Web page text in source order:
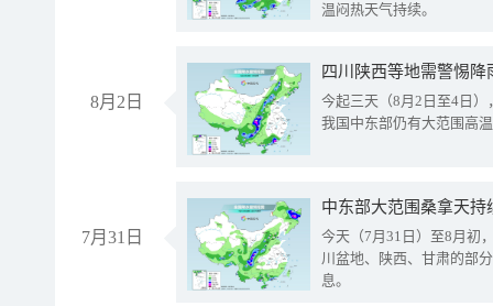
温闷热天气持续。
8月2日
今起三天（8月2日至4日
我国中东部仍有大范围高
7月31日
中东部大范围桑拿天
今天（7月31日）至8月初
川盆地、陕西、甘肃的部
息。